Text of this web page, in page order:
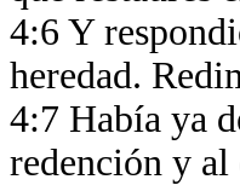
4:6 Y
heredad.
4:7 Había ya
redención y